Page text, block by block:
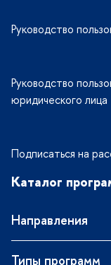
Руководство
Руководство
юридического лица
Подписаться на
Каталог
Направления
Типы программ